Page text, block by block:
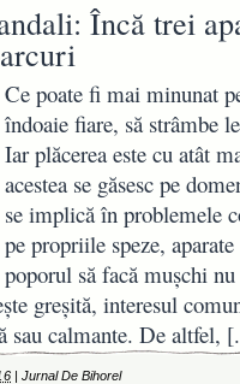
Încă trei
Ce poate fi mai minunat
îndoaie fiare, să strâmbe
Iar plăcerea este cu atât
acestea se găsesc pe
se implică în problemele
pe propriile speze,
poporul să facă muşchi
greşită, interesul
sau calmante. De altfel,
|Jurnal De Bihorel